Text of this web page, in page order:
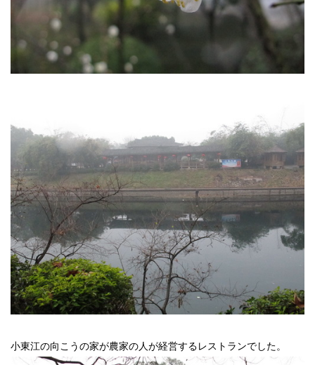
小東江の向こうの家が農家の人が経営するレストランでした。